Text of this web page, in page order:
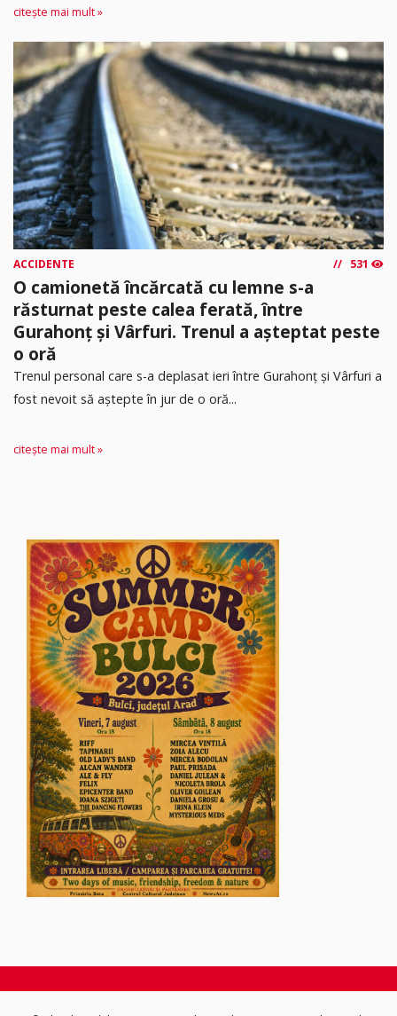
citește mai mult »
ACCIDENTE 531
O camionetă încărcată cu lemne s-a
răsturnat peste calea ferată, între
Gurahonț și Vârfuri. Trenul a așteptat peste
o oră
Trenul personal care s-a deplasat ieri între Gurahonț și Vârfuri a
fost nevoit să aștepte în jur de o oră...
citește mai mult »